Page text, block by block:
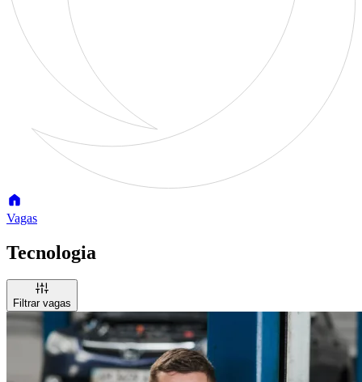
Vagas
Tecnologia
Filtrar vagas